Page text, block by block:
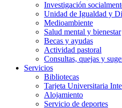
Investigación
Unidad de Igualdad y
Medioambiente
Salud mental y bienestar
Becas y ayudas
Actividad pastoral
Consultas, quejas y
Servicios
Bibliotecas
Tarjeta Universitaria
Alojamiento
Servicio de deportes